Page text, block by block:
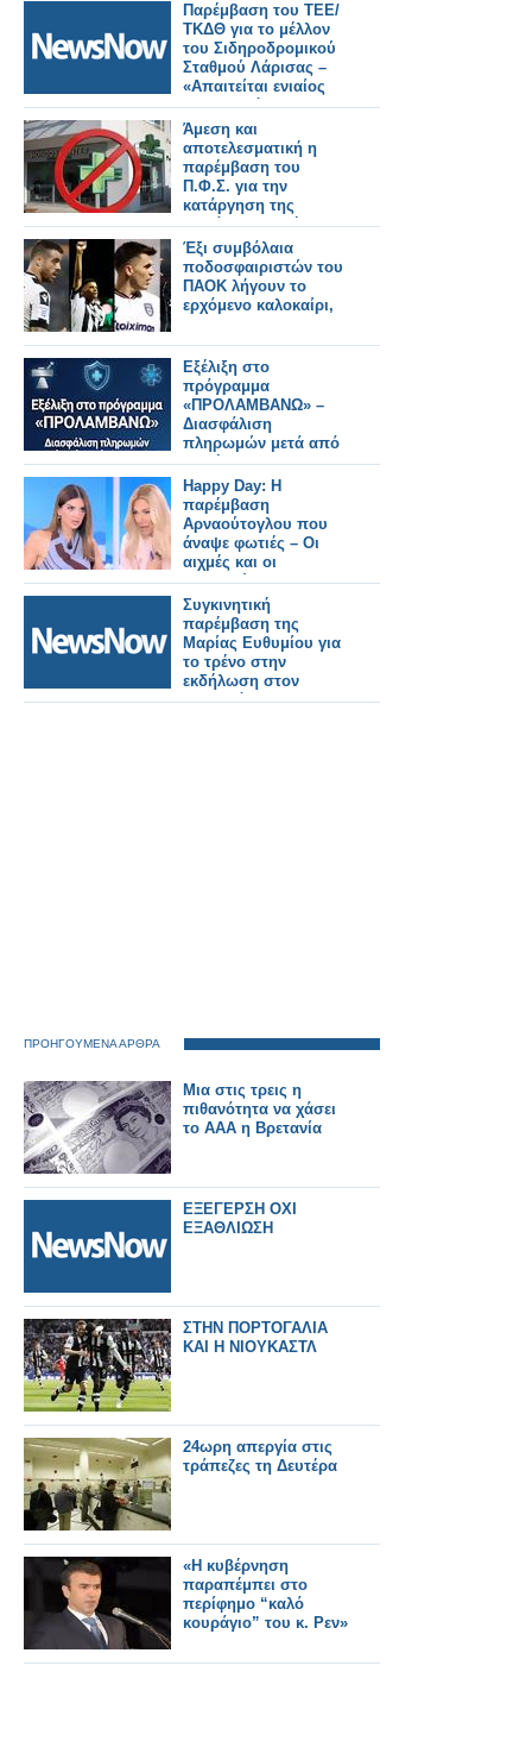
Παρέμβαση του ΤΕΕ/
ΤΚΔΘ για το μέλλον
του Σιδηροδρομικού
Σταθμού Λάρισας –
«Απαιτείται ενιαίος
σχεδιασμός για την
πόλη».
Άμεση και
αποτελεσματική η
παρέμβαση του
Π.Φ.Σ. για την
κατάργηση της
παράνομης χρήσης
του πράσινου
σταυρού από
καταστήματα
HONDOS CENTER
Έξι συμβόλαια
ποδοσφαιριστών του
ΠΑΟΚ λήγουν το
ερχόμενο καλοκαίρι,
Εξέλιξη στο
πρόγραμμα
«ΠΡΟΛΑΜΒΑΝΩ» –
Διασφάλιση
πληρωμών μετά από
παρέμβαση ΠΦΣ
Happy Day: Η
παρέμβαση
Αρναούτογλου που
άναψε φωτιές – Οι
αιχμές και οι
αποκαλύψεις για την
πρωινή ζώνη
Συγκινητική
παρέμβαση της
Μαρίας Ευθυμίου για
το τρένο στην
εκδήλωση στον
κεντρικό
ΠΡΟΗΓΟΥΜΕΝΑ ΑΡΘΡΑ
Μια στις τρεις η
πιθανότητα να χάσει
το AAA η Βρετανία
ΕΞΕΓΕΡΣΗ ΟΧΙ
ΕΞΑΘΛΙΩΣΗ
ΣΤΗΝ ΠΟΡΤΟΓΑΛΙΑ
ΚΑΙ Η ΝΙΟΥΚΑΣΤΛ
24ωρη απεργία στις
τράπεζες τη Δευτέρα
«Η κυβέρνηση
παραπέμπει στο
περίφημο “καλό
κουράγιο” του κ. Ρεν»